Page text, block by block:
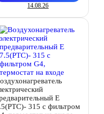
14.08.26
E
315 с фильтром